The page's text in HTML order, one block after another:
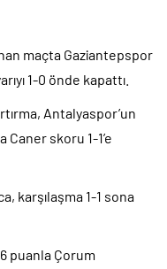
maçta Gaziantepspor
1-0 önde kapattı.
Antalyaspor’un
Caner skoru 1-1’e
karşılaşma 1-1 sona
puanla Çorum